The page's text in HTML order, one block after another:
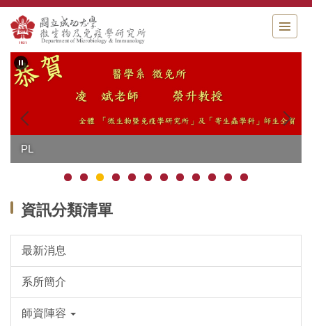
跳
到
主
要
內
容
資訊分類清單
最新消息
系所簡介
師資陣容